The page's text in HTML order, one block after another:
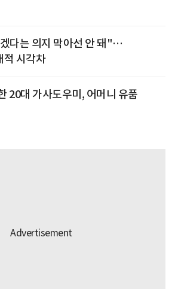
다는 의지 막아선 안 돼"…
적 시각차
20대 가사도우미, 어머니 유품